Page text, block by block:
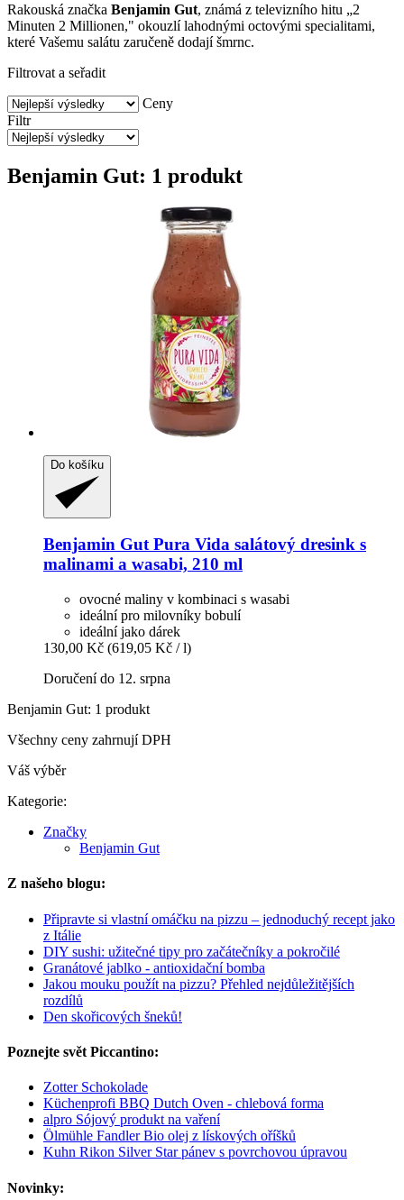
Rakouská značka Benjamin Gut, známá z televizního hitu „2
Minuten 2 Millionen," okouzlí lahodnými octovými specialitami,
které Vašemu salátu zaručeně dodají šmrnc.
Filtrovat a seřadit
Ceny
Filtr
Benjamin Gut: 1 produkt
Do košíku
Benjamin GutPura Vida salátový dresink s
malinami a wasabi, 210 ml
ovocné maliny v kombinaci s wasabi
ideální pro milovníky bobulí
ideální jako dárek
130,00 Kč (619,05 Kč / l)
Doručení do 12. srpna
Benjamin Gut: 1 produkt
Všechny ceny zahrnují DPH
Váš výběr
Kategorie:
Značky
Benjamin Gut
Z našeho blogu:
Připravte si vlastní omáčku na pizzu – jednoduchý recept jako
z Itálie
DIY sushi: užitečné tipy pro začátečníky a pokročilé
Granátové jablko - antioxidační bomba
Jakou mouku použít na pizzu? Přehled nejdůležitějších
rozdílů
Den skořicových šneků!
Poznejte svět Piccantino:
Zotter Schokolade
Küchenprofi BBQ Dutch Oven - chlebová forma
alpro Sójový produkt na vaření
Ölmühle Fandler Bio olej z lískových oříšků
Kuhn Rikon Silver Star pánev s povrchovou úpravou
Novinky: